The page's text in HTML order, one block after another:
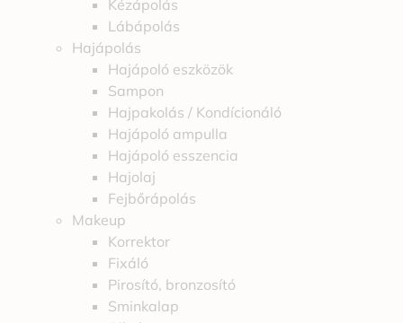
Kézápolás
Lábápolás
Hajápolás
Hajápoló eszközök
Sampon
Hajpakolás / Kondícionáló
Hajápoló ampulla
Hajápoló esszencia
Hajolaj
Fejbőrápolás
Makeup
Korrektor
Fixáló
Pirosító, bronzosító
Sminkalap